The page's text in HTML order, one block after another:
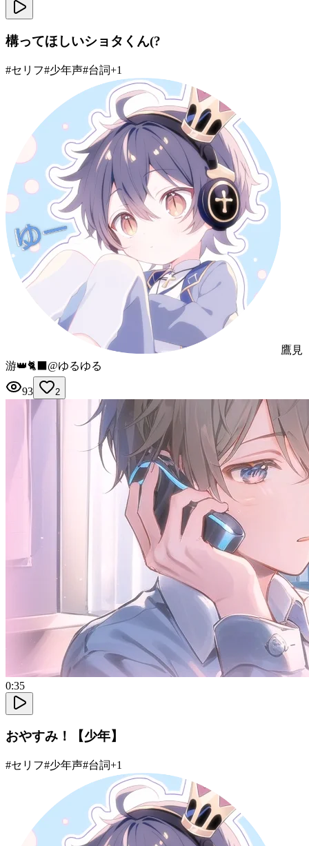
構ってほしいショタくん(?
#セリフ#少年声#台詞+1
鷹見
游👑🐈‍⬛@ゆるゆる
93 2
0:35
おやすみ！【少年】
#セリフ#少年声#台詞+1